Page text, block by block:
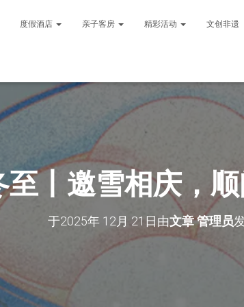
度假酒店 亲子客房 精彩活动 文创非遗
至丨邀雪相庆，
于2025年 12月 21日由文章 管理员